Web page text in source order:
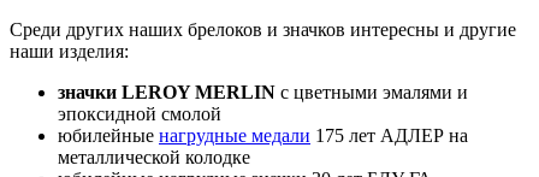
Среди других наших брелоков и значков интересны и другие
наши изделия:
значки LEROY MERLIN с цветными эмалями и
эпоксидной смолой
юбилейные нагрудные медали 175 лет АДЛЕР на
металлической колодке